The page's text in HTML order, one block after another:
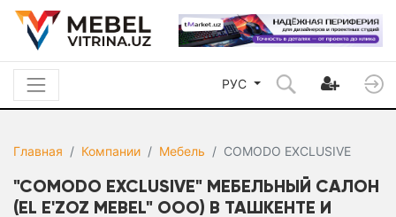
РУС
Главная Компании Мебель COMODO EXCLUSIVE
"COMODO EXCLUSIVE" МЕБЕЛЬНЫЙ САЛОН
(EL E'ZOZ MEBEL" ООО) В ТАШКЕНТЕ И